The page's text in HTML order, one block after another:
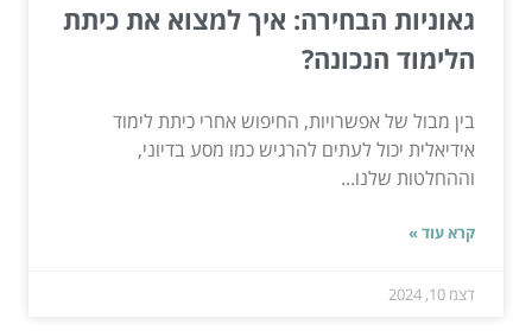
גאוניות הבחירה: איך למצוא את כיתת
הלימוד הנכונה?
בין מבול של אפשרויות, החיפוש אחרי כיתת לימוד
אידיאלית יכול לעתים להרגיש כמו מסע בדיוני,
וההחלטות שלנו...
קרא עוד »
דצמ 10, 2024